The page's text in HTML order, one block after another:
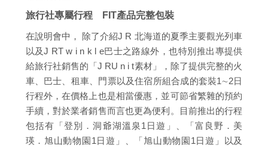
旅行社專屬行程 FIT產品完整包裝
在說明會中， 除了介紹J R 北海道的夏季主要觀光列車
以及J RT w i n k l e巴士之路線外，也特別推出專提供
給旅行社銷售的「J RU n i t素材」，除了提供完整的火
車、巴士、租車、門票以及住宿所組合成的套裝1∼2日
行程外，在價格上也是相當優惠，並可節省繁雜的預約
手續，對於業者銷售而言也更為便利。目前推出的行程
包括有「登別．洞爺湖溫泉1日遊」、「富良野．美
瑛．旭山動物園1日遊」、「旭山動物園1日遊」以及